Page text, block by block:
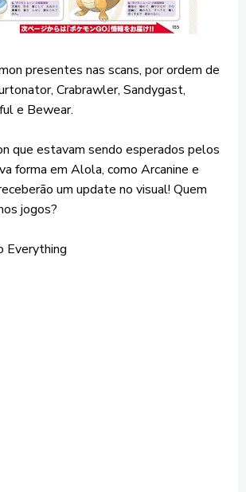
presentes nas scans, por ordem de
Crabrawler, Sandygast,
e Bewear.
que estavam sendo esperados pelos
forma em Alola, como Arcanine e
um update no visual! Quem
jogos?
Everything